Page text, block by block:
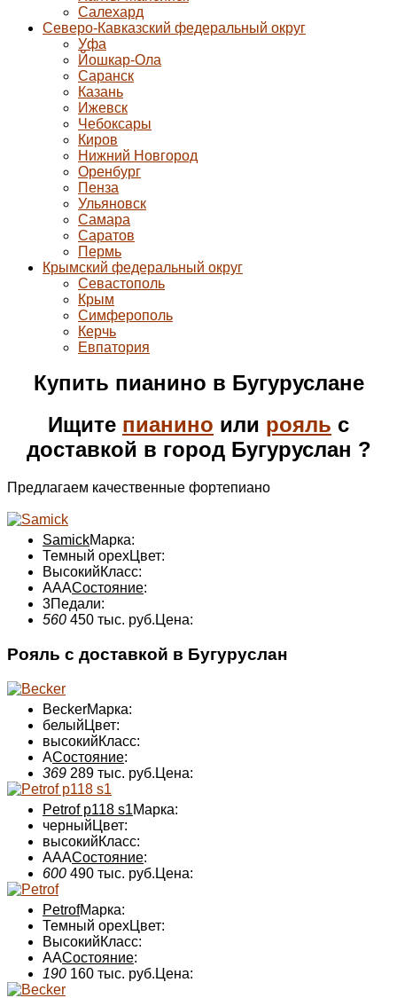
Салехард
Северо-Кавказский федеральный округ
Уфа
Йошкар-Ола
Саранск
Казань
Ижевск
Чебоксары
Киров
Нижний Новгород
Оренбург
Пенза
Ульяновск
Самара
Саратов
Пермь
Крымский федеральный округ
Севастополь
Крым
Симферополь
Керчь
Евпатория
Купить пианино в Бугуруслане
Ищите пианино или рояль с
доставкой в город Бугуруслан ?
Предлагаем качественные фортепиано
SamickМарка:
Темный орехЦвет:
ВысокийКласс:
АААСостояние:
3Педали:
560 450 тыс. руб. Цена:
Рояль с доставкой в Бугуруслан
BeckerМарка:
белый Цвет:
высокийКласс:
АСостояние:
369 289 тыс. руб. Цена:
Petrof p118 s1Марка:
черный Цвет:
высокийКласс:
AAAСостояние:
600 490 тыс. руб. Цена:
PetrofМарка:
Темный орехЦвет:
ВысокийКласс:
AAСостояние:
190 160 тыс. руб. Цена: